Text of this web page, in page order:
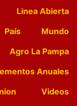
Linea Abierta
País
Mundo
Agro La Pampa
Anuales
Videos